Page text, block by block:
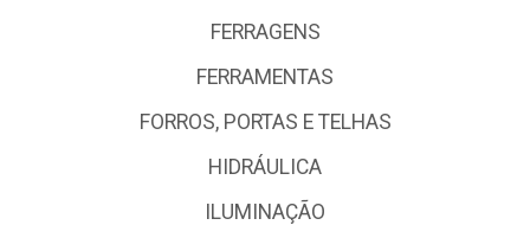
FERRAGENS
FERRAMENTAS
FORROS, PORTAS E TELHAS
HIDRÁULICA
ILUMINAÇÃO